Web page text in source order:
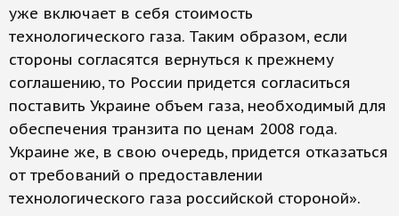
уже включает в себя стоимость
технологического газа. Таким образом, если
стороны согласятся вернуться к прежнему
соглашению, то России придется согласиться
поставить Украине объем газа, необходимый для
обеспечения транзита по ценам 2008 года.
Украине же, в свою очередь, придется отказаться
от требований о предоставлении
технологического газа российской стороной».